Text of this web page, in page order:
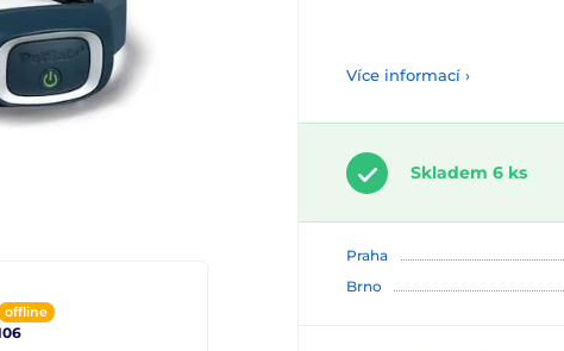
offline
Více informací ›
Skladem 6 ks
Praha
Brno